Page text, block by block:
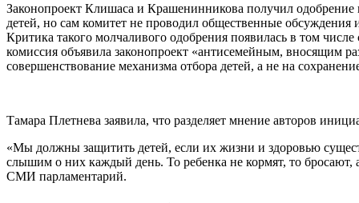
Законопроект Клишаса и Крашенинникова получил
детей, но сам комитет не проводил общественные обсуждения
Критика такого молчаливого одобрения появилась в том
комиссия объявила законопроект «антисемейным, вносящим
совершенствование механизма отбора детей, а не на
Тамара Плетнева заявила, что разделяет мнение авторов
«Мы должны защитить детей, если их жизни и здоровью
слышим о них каждый день. То ребенка не кормят, то бросают,
СМИ парламентарий.